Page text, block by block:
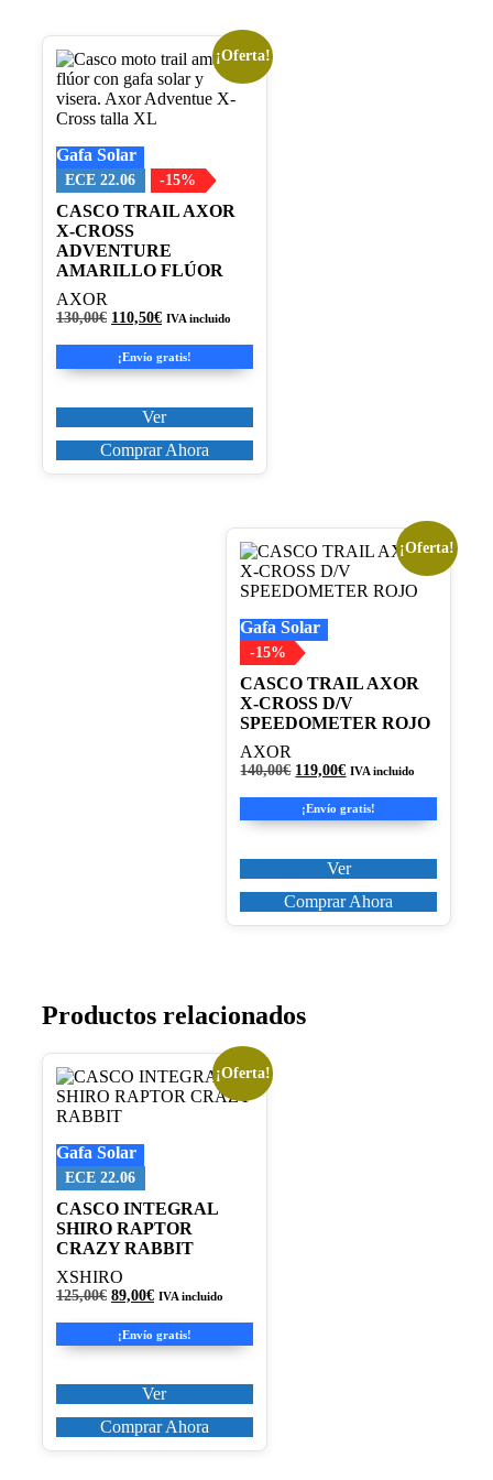
¡Oferta!
Gafa Solar
ECE 22.06 -15%
CASCO TRAIL AXOR
X-CROSS
ADVENTURE
AMARILLO FLÚOR
AXOR
130,00€ El
original
era:
110,50€El
actual
es:
IVA incluido
¡Envío gratis!
Ver
Este
producto
tiene
múltiples
Las
opciones
se
pueden
elegir
en
la
página
de
Comprar Ahora
¡Oferta!
Gafa Solar
-15%
CASCO TRAIL AXOR
X-CROSS D/V
SPEEDOMETER ROJO
AXOR
140,00€ El
original
era:
119,00€El
actual
es:
IVA incluido
¡Envío gratis!
Ver
Este
producto
tiene
variantes.
Las
opciones
se
pueden
elegir
en
la
producto
Comprar Ahora
Productos relacionados
¡Oferta!
Gafa Solar
ECE 22.06
CASCO INTEGRAL
SHIRO RAPTOR
CRAZY RABBIT
XSHIRO
125,00€ El
original
era:
89,00€El
actual
es:
IVA incluido
¡Envío gratis!
Ver
Este
producto
tiene
variantes.
Las
opciones
se
pueden
elegir
en
la
producto
Comprar Ahora